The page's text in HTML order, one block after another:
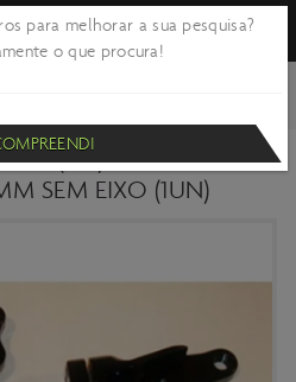
(KIT) IDS 12MM
SEM EIXO (1UN)
para melhorar a sua pesquisa?
o que procura!